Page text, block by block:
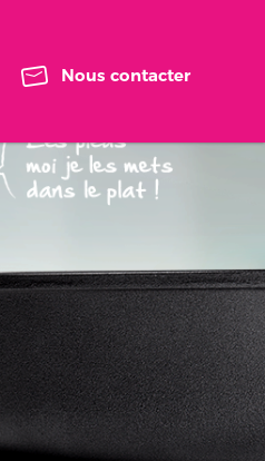
Nous contacter